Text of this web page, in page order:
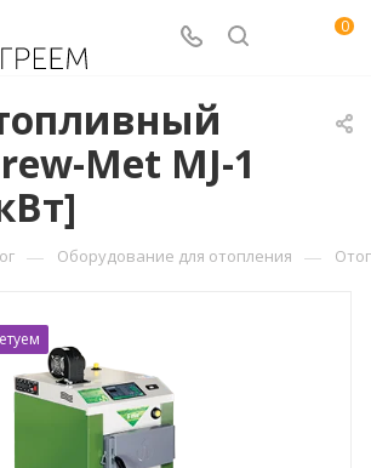
0
Met MJ-1
— Оборудование для отопления —